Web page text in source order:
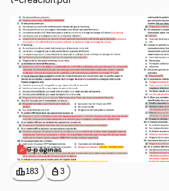
9 páginas
leaderboard183 personal_bag 3